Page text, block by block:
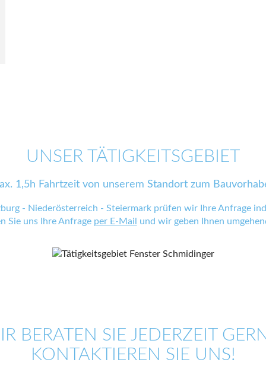
UNSER TÄTIGKEITSGEBIET
1,5h Fahrtzeit von unserem Standort zum
- Niederösterreich - Steiermark prüfen wir Ihre Anfrage
Sie uns Ihre Anfrage per E-Mail und wir geben Ihnen
BERATEN SIE JEDERZEIT
KONTAKTIEREN SIE UNS!